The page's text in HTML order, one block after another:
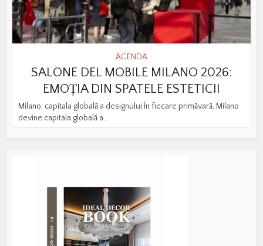
AGENDA
SALONE DEL MOBILE MILANO 2026:
EMOȚIA DIN SPATELE ESTETICII
Milano, capitala globală a designului În fiecare primăvară, Milano
devine capitala globală a...